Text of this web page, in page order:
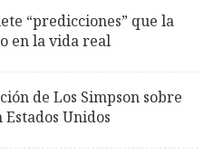
“predicciones” que la
en la vida real
de Los Simpson sobre
Unidos